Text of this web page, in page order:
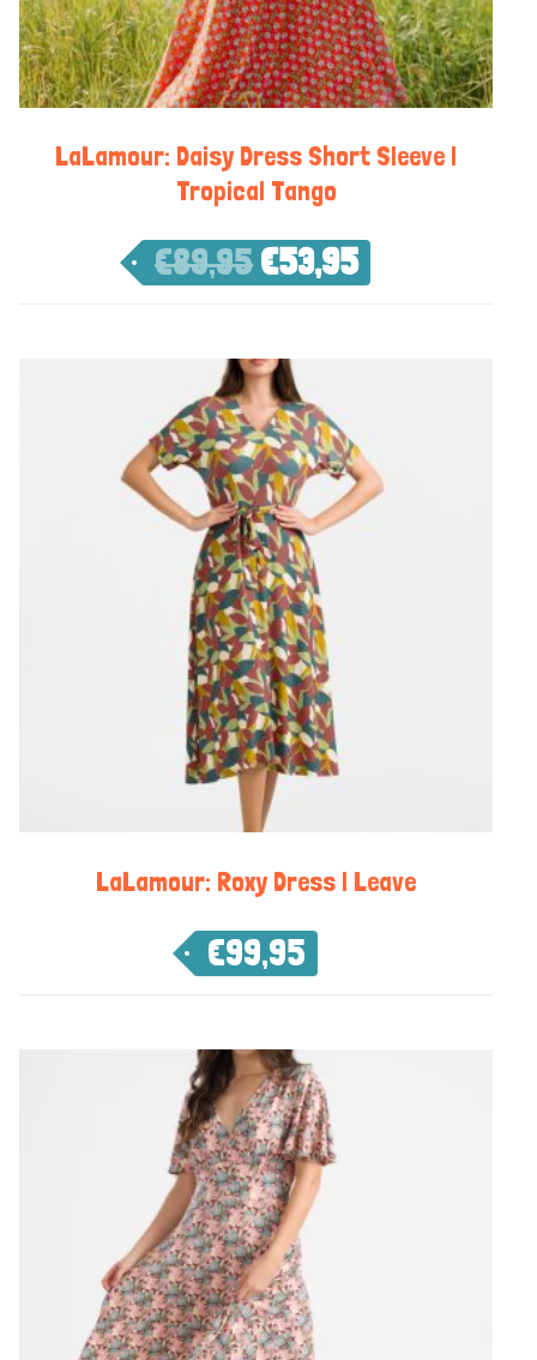
LaLamour: Daisy Dress Short Sleeve |
Tropical Tango
€89,95 €53,95
LaLamour: Roxy Dress | Leave
€99,95